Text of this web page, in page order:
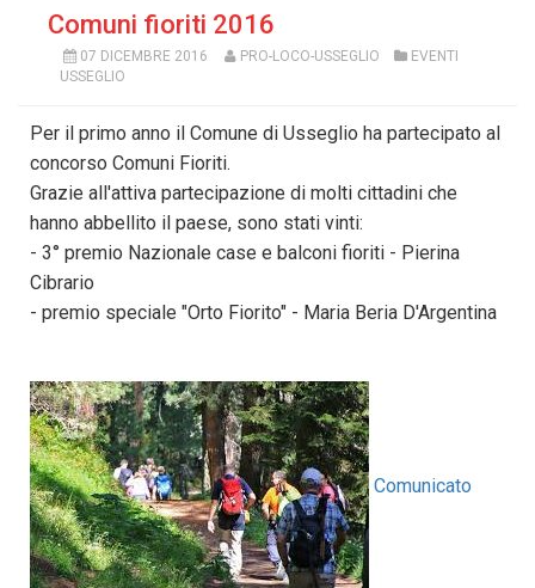
Comuni fioriti 2016
07 DICEMBRE 2016 PRO-LOCO-USSEGLIO
EVENTI
USSEGLIO
Per il primo anno il Comune di Usseglio ha partecipato al
concorso Comuni Fioriti.
Grazie all'attiva partecipazione di molti cittadini che
hanno abbellito il paese, sono stati vinti:
- 3° premio Nazionale case e balconi fioriti - Pierina
Cibrario
- premio speciale "Orto Fiorito" - Maria Beria D'Argentina
Comunicato